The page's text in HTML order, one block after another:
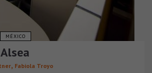
MÉXICO
, Fabiola Troyo